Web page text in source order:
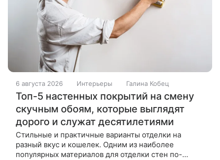
6 августа 2026 Интерьеры Галина Кобец
Топ-5 настенных покрытий на смену
скучным обоям, которые выглядят
дорого и служат десятилетиями
Стильные и практичные варианты отделки на
разный вкус и кошелек. Одним из наиболее
популярных материалов для отделки стен по-